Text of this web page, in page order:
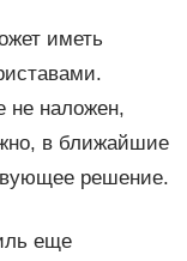
иметь
не наложен,
в ближайшие
решение.
еще